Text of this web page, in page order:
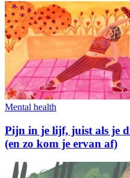
Mental health
Pijn in je lijf, juist als je
(en zo kom je ervan af)